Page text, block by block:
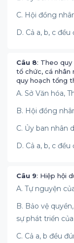
C. Hội đồng
D. Cả a, b, c đều
Câu 8: Theo
tổ chức, cá nhân
quy hoạch tổng
A. Sở Văn hóa,
B. Hội đồng
C. Ủy ban nhân
D. Cả a, b, c đều
Câu 9: Hiệp hội
A. Tự nguyện
B. Bảo vệ
sự phát triển
C. Cả a, b đều